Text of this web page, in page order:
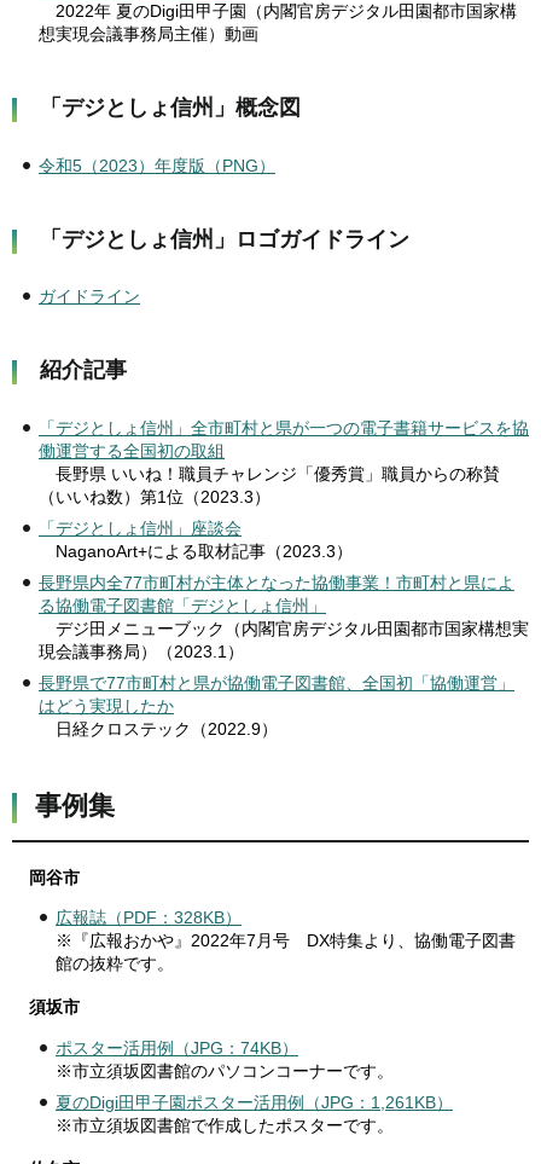
2022年 夏のDigi田甲子園（内閣官房デジタル田園都市国家構
想実現会議事務局主催）動画
「デジとしょ信州」概念図
令和5（2023）年度版（PNG）
「デジとしょ信州」ロゴガイドライン
ガイドライン
紹介記事
「デジとしょ信州」全市町村と県が一つの電子書籍サービスを協
働運営する全国初の取組
長野県 いいね！職員チャレンジ「優秀賞」職員からの称賛
（いいね数）第1位（2023.3）
「デジとしょ信州」座談会
NaganoArt+による取材記事（2023.3）
長野県内全77市町村が主体となった協働事業！市町村と県によ
る協働電子図書館「デジとしょ信州」
デジ田メニューブック（内閣官房デジタル田園都市国家構想実
現会議事務局）（2023.1）
長野県で77市町村と県が協働電子図書館、全国初「協働運営」
はどう実現したか
日経クロステック（2022.9）
事例集
岡谷市
広報誌（PDF：328KB）
※『広報おかや』2022年7月号 DX特集より、協働電子図書
館の抜粋です。
須坂市
ポスター活用例（JPG：74KB）
※市立須坂図書館のパソコンコーナーです。
夏のDigi田甲子園ポスター活用例（JPG：1,261KB）
※市立須坂図書館で作成したポスターです。